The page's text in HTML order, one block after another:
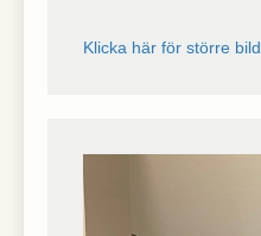
Klicka här för större bild